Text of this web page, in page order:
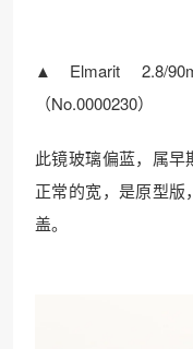
▲Elmarit 2.8/
（No.0000230）
此镜玻璃偏蓝，属
正常的宽，是原型
盖。